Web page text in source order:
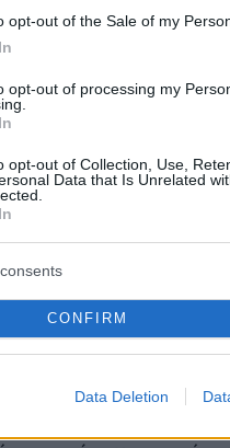
opt-out of the Sale of my
opt-out of processing my
opt-out of Collection, Use,
Data that Is Unrelated
CONFIRM
Data Deletion
από την
τη
δεν μπορεί να
τους υποψηφίους
λεγόμενά των
θέμα του Brexit, με
του καταλογίζουν